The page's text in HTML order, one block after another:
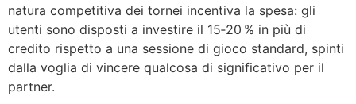
natura competitiva dei tornei incentiva la spesa: gli
utenti sono disposti a investire il 15‑20 % in più di
credito rispetto a una sessione di gioco standard, spinti
dalla voglia di vincere qualcosa di significativo per il
partner.